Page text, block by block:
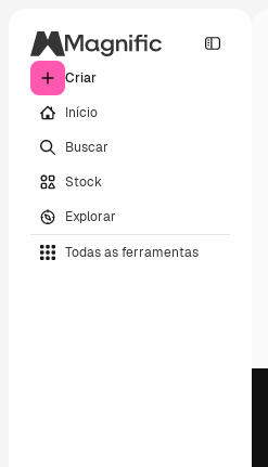
Criar
Início
Buscar
Stock
Explorar
Todas as ferramentas